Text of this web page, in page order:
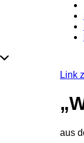
Link
„
aus